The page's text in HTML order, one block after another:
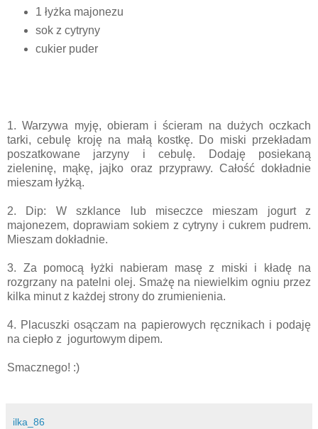
1 łyżka majonezu
sok z cytryny
cukier puder
1. Warzywa myję, obieram i ścieram na dużych oczkach
tarki, cebulę kroję na małą kostkę. Do miski przekładam
poszatkowane jarzyny i cebulę. Dodaję posiekaną
zieleninę, mąkę, jajko oraz przyprawy. Całość dokładnie
mieszam łyżką.
2. Dip: W szklance lub miseczce mieszam jogurt z
majonezem, doprawiam sokiem z cytryny i cukrem pudrem.
Mieszam dokładnie.
3. Za pomocą łyżki nabieram masę z miski i kładę na
rozgrzany na patelni olej. Smażę na niewielkim ogniu przez
kilka minut z każdej strony do zrumienienia.
4. Placuszki osączam na papierowych ręcznikach i podaję
na ciepło z jogurtowym dipem.
Smacznego! :)
ilka_86